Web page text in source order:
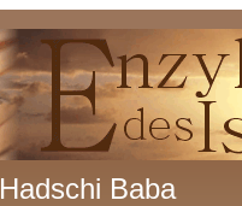
Hadschi Baba